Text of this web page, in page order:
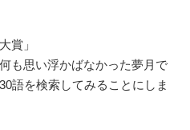
賞」
も思い浮かばなかった夢月で
語を検索してみることにしま